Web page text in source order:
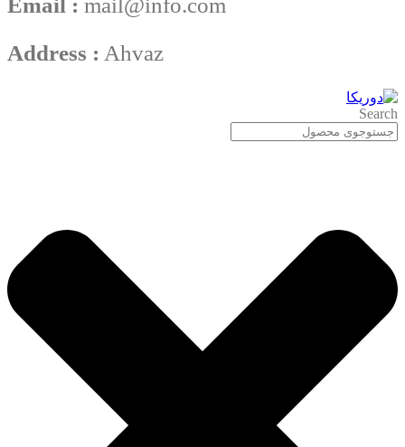
Email : mail@info.com
Address : Ahvaz
Search